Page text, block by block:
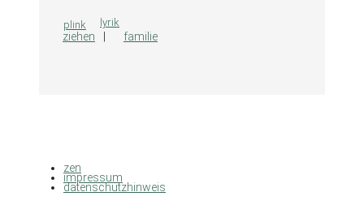
plink kategorien
lyrik
ziehen familie
zen
impressum
datenschutzhinweis